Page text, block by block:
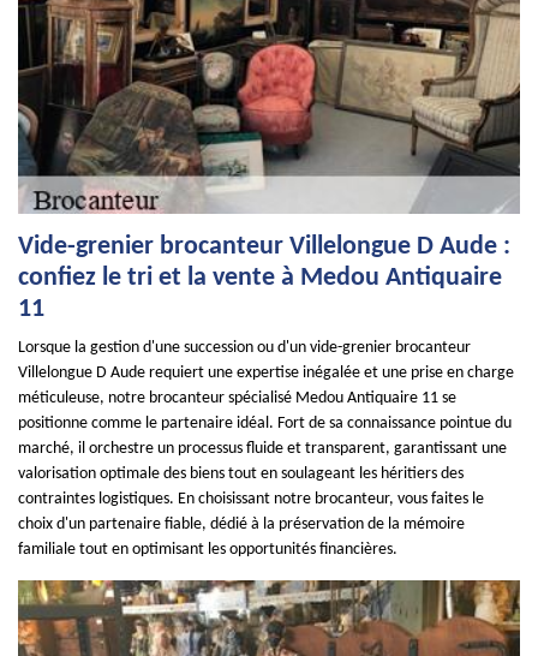
Vide-grenier brocanteur Villelongue D Aude :
confiez le tri et la vente à Medou Antiquaire
11
Lorsque la gestion d'une succession ou d'un vide-grenier brocanteur
Villelongue D Aude requiert une expertise inégalée et une prise en charge
méticuleuse, notre brocanteur spécialisé Medou Antiquaire 11 se
positionne comme le partenaire idéal. Fort de sa connaissance pointue du
marché, il orchestre un processus fluide et transparent, garantissant une
valorisation optimale des biens tout en soulageant les héritiers des
contraintes logistiques. En choisissant notre brocanteur, vous faites le
choix d'un partenaire fiable, dédié à la préservation de la mémoire
familiale tout en optimisant les opportunités financières.